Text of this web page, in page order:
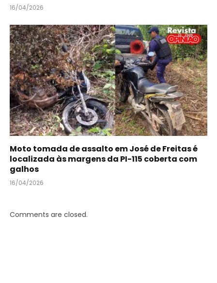
16/04/2026
Moto tomada de assalto em José de Freitas é
localizada às margens da PI-115 coberta com
galhos
16/04/2026
Comments are closed.